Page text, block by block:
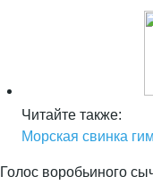
Читайте также:
Морская свинка
Голос воробьиного